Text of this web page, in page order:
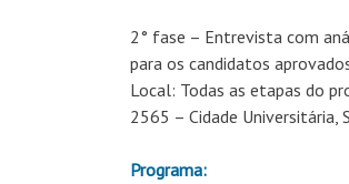
2° fase – Entrevista com
para os candidatos
Local: Todas as etapas do
2565 – Cidade Universitária,
Programa: